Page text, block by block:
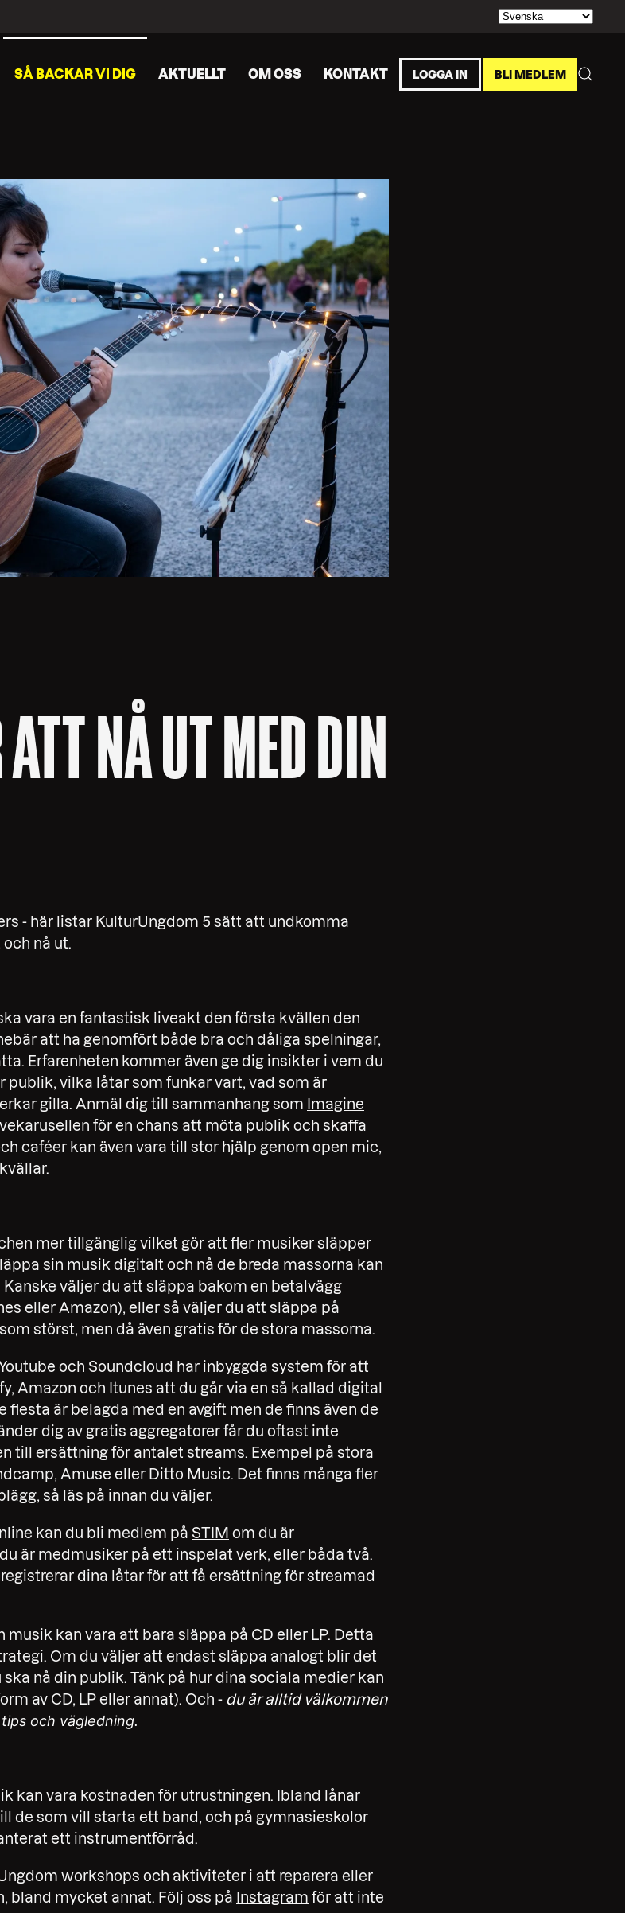
SÅ BACKAR VI DIG AKTUELLT OM OSS KONTAKT LOGGA IN BLI MEDLEM
NÅ UT MED DIN
- här listar KulturUngdom 5 sätt att undkomma
nå ut.
vara en fantastisk liveakt den första kvällen den
att ha genomfört både bra och dåliga spelningar,
Erfarenheten kommer även ge dig insikter i vem du
publik, vilka låtar som funkar vart, vad som är
gilla. Anmäl dig till sammanhang som Imagine
för en chans att möta publik och skaffa
caféer kan även vara till stor hjälp genom open mic,
mer tillgänglig vilket gör att fler musiker släpper
sin musik digitalt och nå de breda massorna kan
väljer du att släppa bakom en betalvägg
eller Amazon), eller så väljer du att släppa på
störst, men då även gratis för de stora massorna.
och Soundcloud har inbyggda system för att
Amazon och Itunes att du går via en så kallad digital
flesta är belagda med en avgift men de finns även de
dig av gratis aggregatorer får du oftast inte
till ersättning för antalet streams. Exempel på stora
Amuse eller Ditto Music. Det finns många fler
så läs på innan du väljer.
kan du bli medlem på STIM om du är
är medmusiker på ett inspelat verk, eller båda två.
dina låtar för att få ersättning för streamad
musik kan vara att bara släppa på CD eller LP. Detta
Om du väljer att endast släppa analogt blir det
nå din publik. Tänk på hur dina sociala medier kan
av CD, LP eller annat). Och - du är alltid välkommen
och vägledning.
kan vara kostnaden för utrustningen. Ibland lånar
de som vill starta ett band, och på gymnasieskolor
ett instrumentförråd.
workshops och aktiviteter i att reparera eller
bland mycket annat. Följ oss på Instagram för att inte